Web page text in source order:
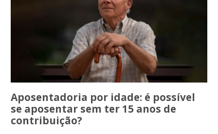
Aposentadoria por idade: é possível
se aposentar sem ter 15 anos de
contribuição?